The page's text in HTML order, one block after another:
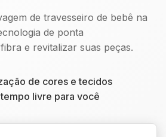
de travesseiro de bebê na
de ponta
e revitalizar suas peças.
de cores e tecidos
livre para você